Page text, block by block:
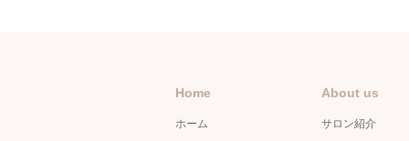
Home
ホーム
About us
サロン紹介